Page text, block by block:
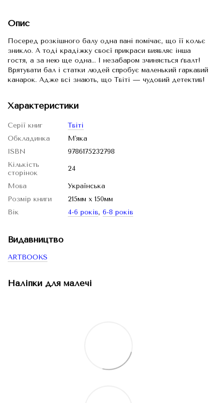
Опис
Посеред розкішного балу одна пані помічає, що її кольє
зникло. А тоді крадіжку своєї прикраси виявляє інша
гостя, а за нею ще одна... І незабаром зчиняється ґвалт!
Врятувати бал і статки людей спробує маленький гаркавий
канарок. Адже всі знають, що Твіті — чудовий детектив!
Характеристики
Серії книг
Твіті
Обкладинка
М'яка
ISBN
9786175232798
Кількість
сторінок
24
Мова
Українська
Розмір книги
215мм x 150мм
Вік
4-6 років, 6-8 років
Видавництво
ARTBOOKS
Наліпки для малечі